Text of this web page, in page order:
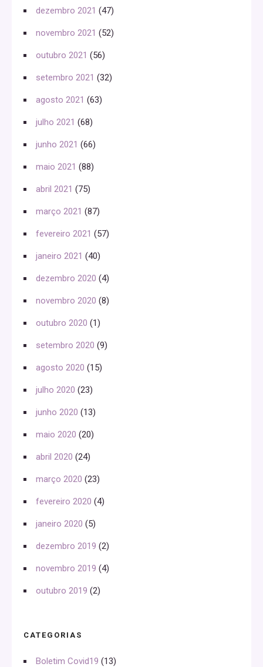
dezembro 2021 (47)
novembro 2021 (52)
outubro 2021 (56)
setembro 2021 (32)
agosto 2021 (63)
julho 2021 (68)
junho 2021 (66)
maio 2021 (88)
abril 2021 (75)
março 2021 (87)
fevereiro 2021 (57)
janeiro 2021 (40)
dezembro 2020 (4)
novembro 2020 (8)
outubro 2020 (1)
setembro 2020 (9)
agosto 2020 (15)
julho 2020 (23)
junho 2020 (13)
maio 2020 (20)
abril 2020 (24)
março 2020 (23)
fevereiro 2020 (4)
janeiro 2020 (5)
dezembro 2019 (2)
novembro 2019 (4)
outubro 2019 (2)
CATEGORIAS
Boletim Covid19 (13)